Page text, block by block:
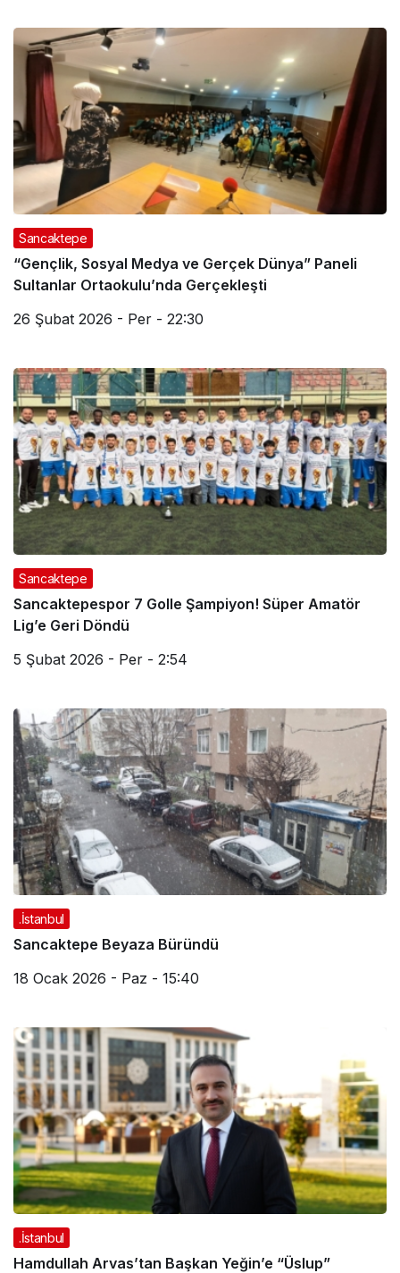
Sancaktepe
“Gençlik, Sosyal Medya ve Gerçek Dünya” Paneli
Sultanlar Ortaokulu’nda Gerçekleşti
26 Şubat 2026 - Per - 22:30
Sancaktepe
Sancaktepespor 7 Golle Şampiyon! Süper Amatör
Lig’e Geri Döndü
5 Şubat 2026 - Per - 2:54
.İstanbul
Sancaktepe Beyaza Büründü
18 Ocak 2026 - Paz - 15:40
.İstanbul
Hamdullah Arvas’tan Başkan Yeğin’e “Üslup”